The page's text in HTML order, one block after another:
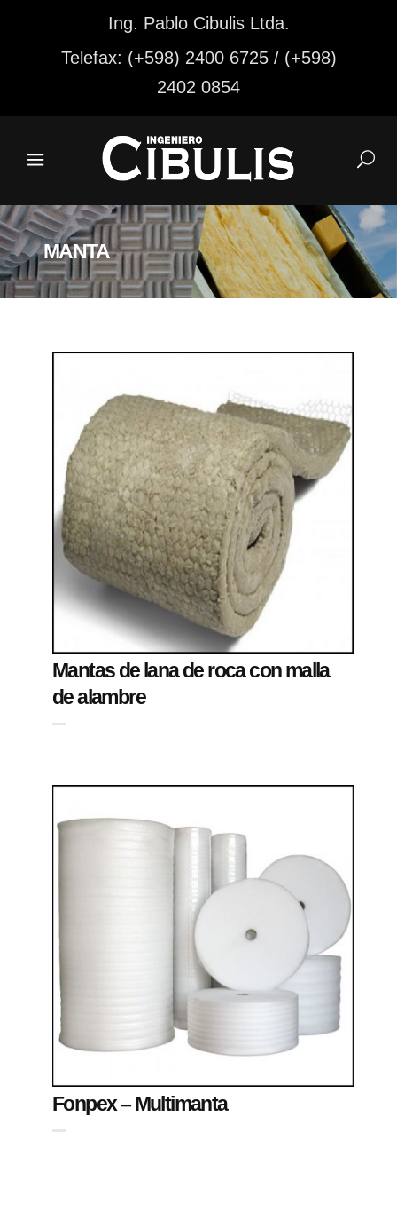
Ing. Pablo Cibulis Ltda.
Telefax: (+598) 2400 6725 / (+598)
2402 0854
MANTA
Mantas de lana de roca con malla
de alambre
Fonpex – Multimanta